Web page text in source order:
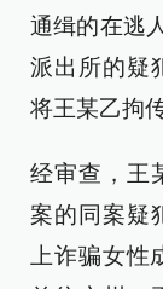
通缉的在逃
派出所的疑
将王某乙拘
经审查，王
案的同案疑
上诈骗女